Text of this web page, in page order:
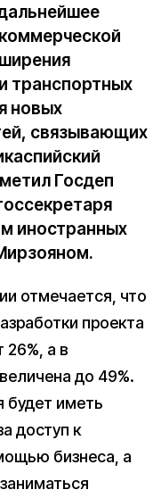
транспортных
новых
связывающих
Госдеп
иностранных
отмечается, что
проекта
а в
до 49%.
будет иметь
доступ к
бизнеса, а